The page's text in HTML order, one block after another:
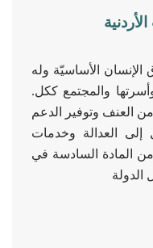
الإنسان الأساسيّة وله
والمجتمع ككل.
من العنف وتوفير الدعم
إلى العدالة وخدمات
المادة السادسة في
الدولة